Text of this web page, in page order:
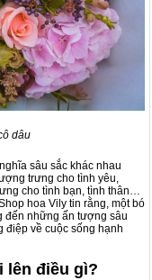
dâu
sâu sắc khác nhau
trưng cho tình yêu,
cho tình bạn, tình thân…
hoa Vily tin rằng, một bó
đến những ấn tượng sâu
điệp về cuộc sống hạnh
lên điều gì?